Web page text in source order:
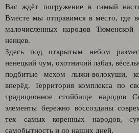
Вас ждёт погружение в самый
Вместе мы отправимся в место, где
малочисленных народов
ненцев.
Здесь под открытым небом
ненецкий чум, охотничий лабаз,
подбитые мехом лыжи-волокуши,
вперёд. Территория комплекса по
традиционное стойбище народов
элементы бережно воссозданы
тех самых коренных народов,
самобытность и до наших дней.